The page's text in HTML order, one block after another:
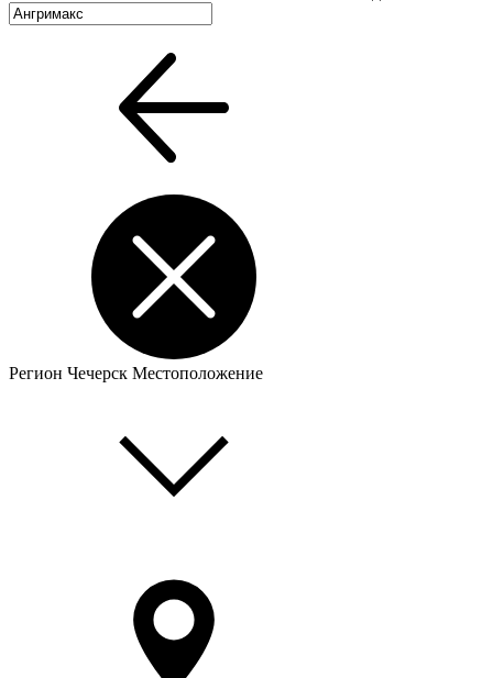
Регион Чечерск Местоположение